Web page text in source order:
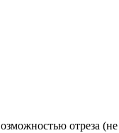
отреза (не